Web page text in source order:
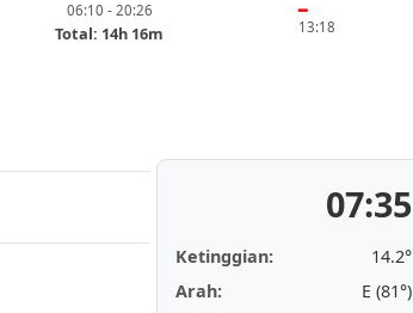
06:10 - 20:26
Total: 14h 16m
━
13:18
07:35
Ketinggian:
14.2°
Arah:
E (81°)